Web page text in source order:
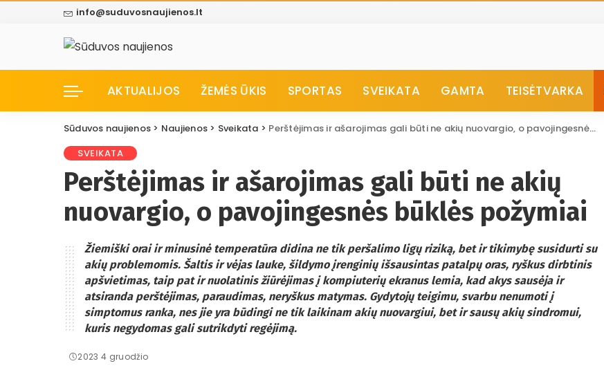
info@suduvosnaujienos.lt
AKTUALIJOS ŽEMĖS ŪKIS SPORTAS SVEIKATA GAMTA TEISĖTVARKA
Sūduvos naujienos > Naujienos > Sveikata > Perštėjimas ir ašarojimas gali būti ne akių nuovargio, o pavojingesnės būklės požymiai
SVEIKATA
Perštėjimas ir ašarojimas gali būti ne akių
nuovargio, o pavojingesnės būklės požymiai
Žiemiški orai ir minusinė temperatūra didina ne tik peršalimo ligų riziką, bet ir tikimybę susidurti su
akių problemomis. Šaltis ir vėjas lauke, šildymo įrenginių išsausintas patalpų oras, ryškus dirbtinis
apšvietimas, taip pat ir nuolatinis žiūrėjimas į kompiuterių ekranus lemia, kad akys sausėja ir
atsiranda perštėjimas, paraudimas, neryškus matymas. Gydytojų teigimu, svarbu nenumoti į
simptomus ranka, nes jie yra būdingi ne tik laikinam akių nuovargiui, bet ir sausų akių sindromui,
kuris negydomas gali sutrikdyti regėjimą.
2023 4 gruodžio